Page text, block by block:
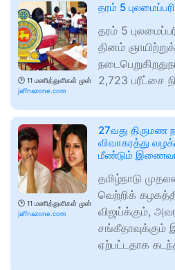
🕑 11 மணித்துளிகள் முன்
jaffnazone.com
தரம் 5
தரம் 5
தினம்
2,723 பரீட்சை
🕑 11 மணித்துளிகள் முன்
jaffnazone.com
27வது திருமண
விவாகரத்து
மீண்டும்
தமிழ்நாடு
வெற்றிக்
விஜய்க்கும்,
சங்கீதாவுக்கும்
ஏற்பட்டதாக